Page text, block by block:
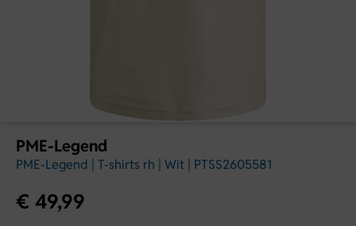
PME-Legend
PME-Legend | T-shirts rh | Wit | PTSS2605581
€ 49,99